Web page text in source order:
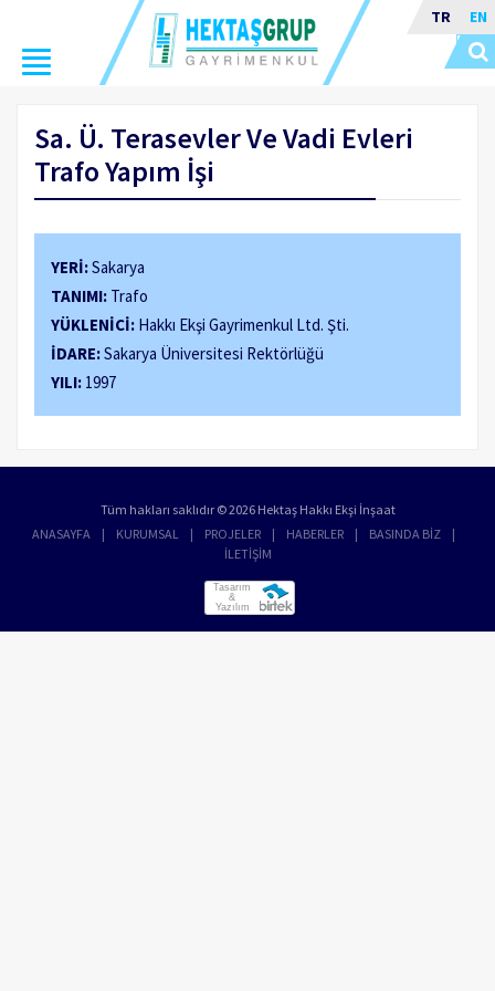
TR EN
Toggle
navigation
Sa. Ü. Terasevler Ve Vadi Evleri
Trafo Yapım İşi
YERİ:Sakarya
TANIMI: Trafo
YÜKLENİCİ: Hakkı Ekşi Gayrimenkul Ltd. Şti.
İDARE:Sakarya Üniversitesi Rektörlüğü
YILI: 1997
Tüm hakları saklıdır © 2026 Hektaş Hakkı Ekşi İnşaat
ANASAYFA
KURUMSAL PROJELER HABERLER
BASINDA BİZ
İLETİŞİM
Tasarım
&
Yazılım